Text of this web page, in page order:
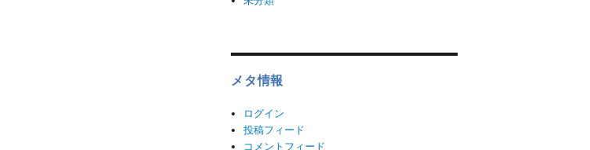
メタ情報
ログイン
投稿フィード
コメントフィード